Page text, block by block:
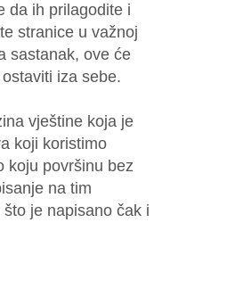
da ih prilagodite i
stranice u važnoj
sastanak, ove će
iza sebe.
vještine koja je
koji koristimo
koju površinu bez
na tim
je napisano čak i